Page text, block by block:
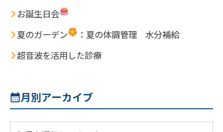
お誕生日会
夏のガーデン
：夏の体調管理 水分補給
超音波を活用した診療
月別アーカイブ